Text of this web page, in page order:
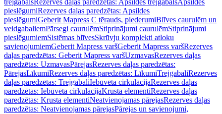
trejgabalsRezerves daļas paredzētas: Apsildes trejgabalsApsildes
pieslēgumiRezerves daļas paredzētas: Apsildes
pieslēgumiGeberit Mapress C tērauds, piederumiBlīves caurulēm un
veidgabaliemPārsegi caurulēmStiprinājumi caurulēmStiprinājumi
pieslēgumiemSistēmas blīvesSkrūvju komplekti atloku
savienojumiemGeberit Mapress varšGeberit Mapress varšRezerves
daļas paredzētas: Geberit Mapress varšUzmavasRezerves daļas
paredzētas: UzmavasPārejasRezerves daļas paredzētas:
PārejasLīkumiRezerves daļas paredzētas: LīkumiTrejgabaliRezerves
daļas paredzētas: TrejgabaliIebūvēta cirkulācijaRezerves daļas
paredzētas: Iebūvēta cirkulācijaKrusta elementiRezerves daļas
paredzētas: Krusta elementiNeatvienojamas pārejasRezerves daļas
paredzētas: Neatvienojamas pārejasPārejas un savienojumi,